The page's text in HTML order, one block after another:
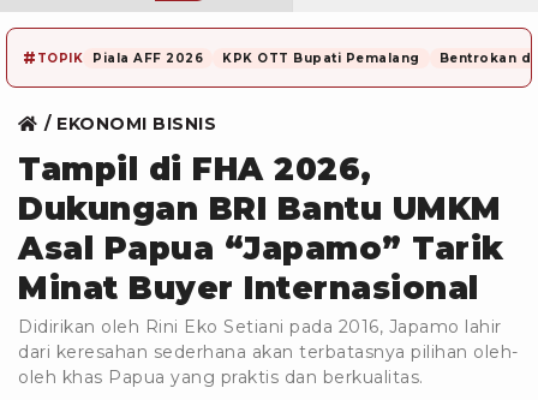
# TOPIK Piala AFF 2026 KPK OTT Bupati Pemalang Bentrokan di
EKONOMI BISNIS
Tampil di FHA 2026,
Dukungan BRI Bantu UMKM
Asal Papua “Japamo” Tarik
Minat Buyer Internasional
Didirikan oleh Rini Eko Setiani pada 2016, Japamo lahir
dari keresahan sederhana akan terbatasnya pilihan oleh-
oleh khas Papua yang praktis dan berkualitas.